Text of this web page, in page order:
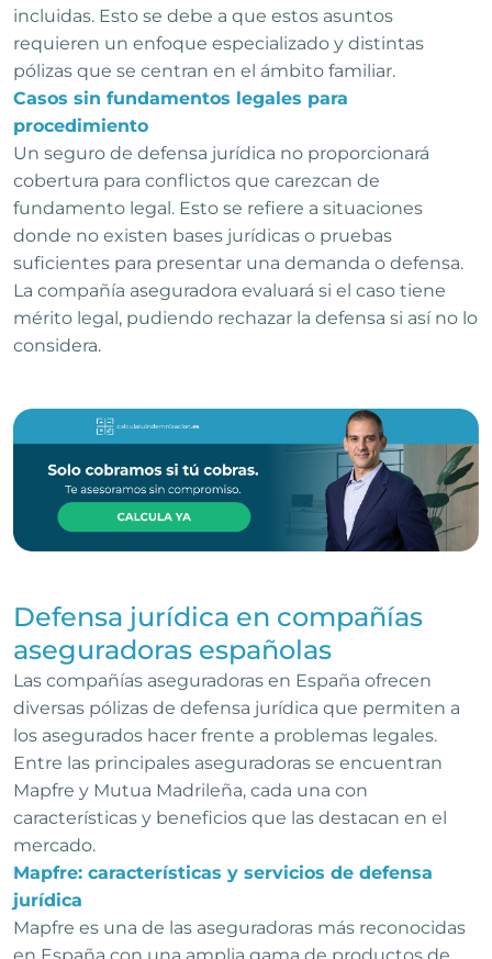
incluidas. Esto se debe a que estos asuntos
requieren un enfoque especializado y distintas
pólizas que se centran en el ámbito familiar.
Casos sin fundamentos legales para
procedimiento
Un seguro de defensa jurídica no proporcionará
cobertura para conflictos que carezcan de
fundamento legal. Esto se refiere a situaciones
donde no existen bases jurídicas o pruebas
suficientes para presentar una demanda o defensa.
La compañía aseguradora evaluará si el caso tiene
mérito legal, pudiendo rechazar la defensa si así no lo
considera.
Defensa jurídica en compañías
aseguradoras españolas
Las compañías aseguradoras en España ofrecen
diversas pólizas de defensa jurídica que permiten a
los asegurados hacer frente a problemas legales.
Entre las principales aseguradoras se encuentran
Mapfre y Mutua Madrileña, cada una con
características y beneficios que las destacan en el
mercado.
Mapfre: características y servicios de defensa
jurídica
Mapfre es una de las aseguradoras más reconocidas
en España con una amplia gama de productos de